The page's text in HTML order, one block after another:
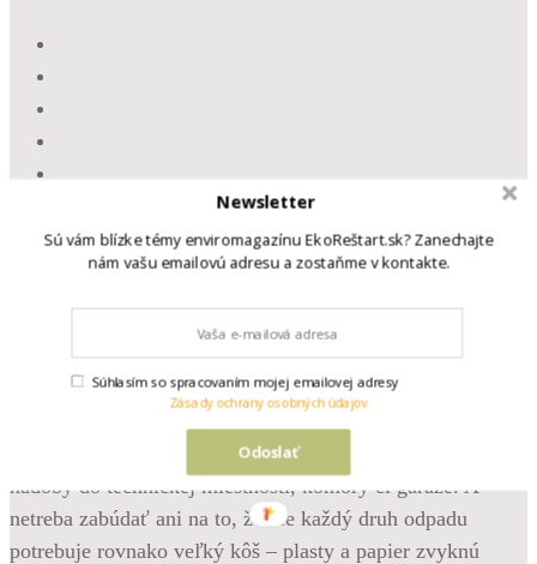
Newsletter
Sú vám blízke témy enviromagazínu EkoReštart.sk? Zanechajte
nám vašu emailovú adresu a zostaňme v kontakte.
Odoslať
Súhlasím so spracovaním mojej emailovej adresy
Zásady ochrany osobných údajov